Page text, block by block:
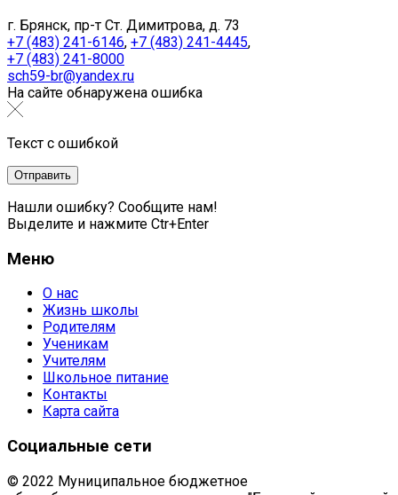
г. Брянск, пр-т Ст. Димитрова, д. 73
+7 (483) 241-6146, +7 (483) 241-4445,
+7 (483) 241-8000
sch59-br@yandex.ru
На сайте обнаружена ошибка
Текст с ошибкой
Нашли ошибку? Сообщите нам!
Выделите и нажмите Ctr+Enter
Меню
О нас
Жизнь школы
Родителям
Ученикам
Учителям
Школьное питание
Контакты
Карта сайта
Социальные сети
© 2022 Муниципальное бюджетное